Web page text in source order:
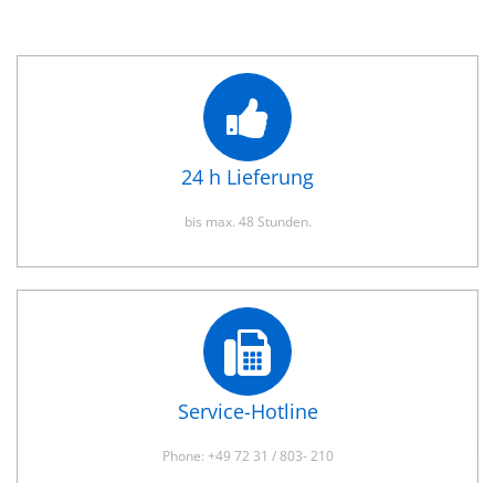
24 h Lieferung
bis max. 48 Stunden.
Service-Hotline
Phone: +49 72 31 / 803- 210